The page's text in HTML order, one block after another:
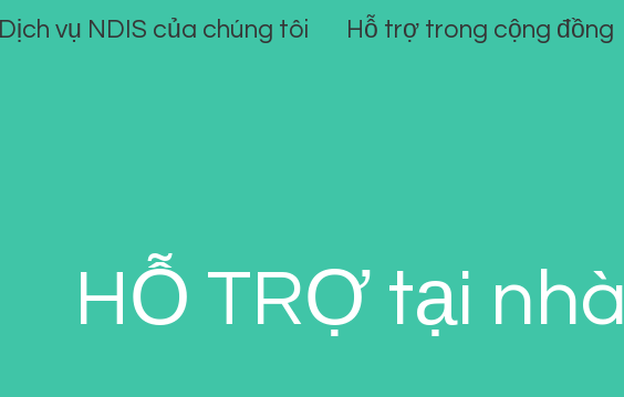
Dịch vụ NDIS của chúng tôi Hỗ trợ trong cộng đồng
HỖ TRỢ tại nhà